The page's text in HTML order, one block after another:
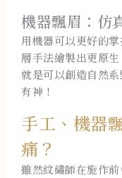
機器飄眉：仿
用機器可以更好的
層手法繪製出更原
就是可以創造自然
有神！
手工、機器
痛？
雖然紋繡師在施作